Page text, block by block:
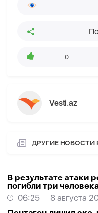
0
Vesti.az
ДРУГИЕ НОВОСТИ
В результате атаки
погибли три
06:25
8 августа